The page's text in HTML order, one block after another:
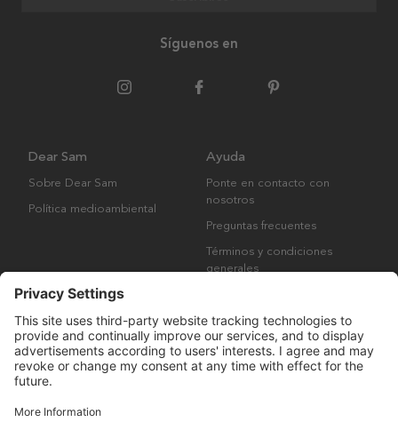
Síguenos en
Dear Sam
Sobre Dear Sam
Política medioambiental
Ayuda
Ponte en contacto con
nosotros
Preguntas frecuentes
Términos y condiciones
generales
Derechos de autor © Many Brands AB 2023. Todos los derechos